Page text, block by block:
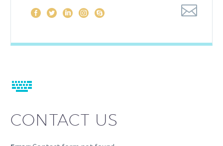


CONTACT US